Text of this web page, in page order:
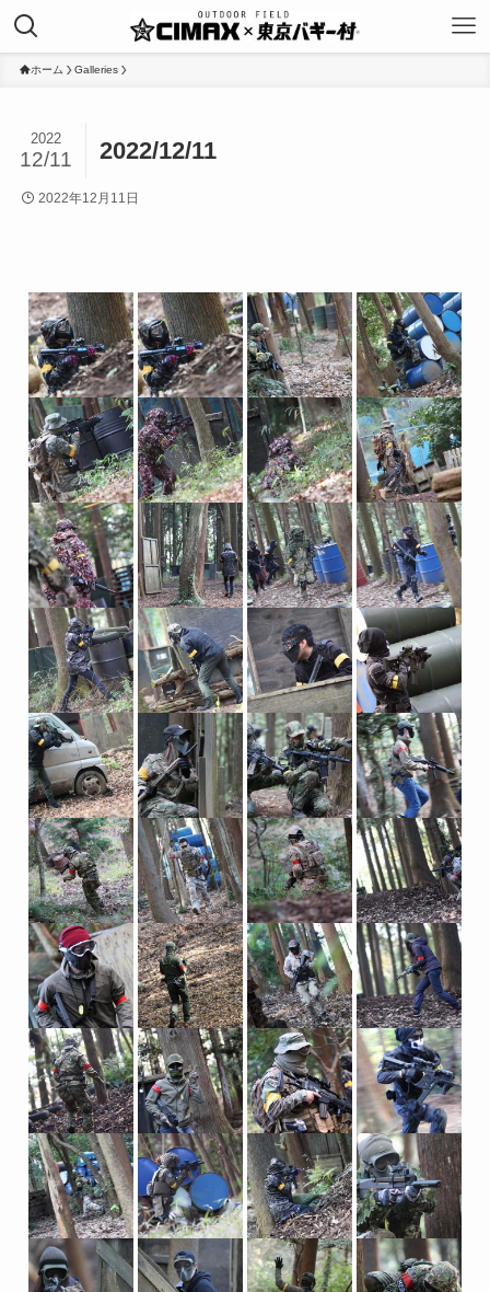
ホーム Galleries
2022/12/11
2022
12/11
2022年12月11日